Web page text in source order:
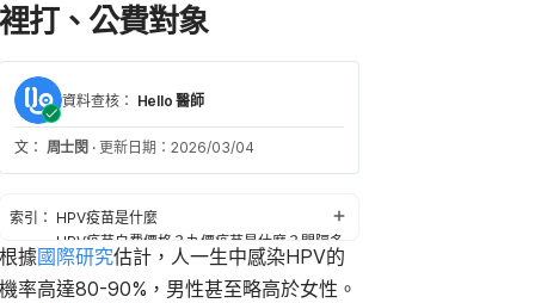
打、公費對象
資料查核： Hello 醫師
文： 周士閔 · 更新日期：2026/03/04
索引： HPV疫苗是什麼
HPV疫苗自費價格？九價疫苗是什麼？間隔多
久打一次？
HPV疫苗副作用
據國際研究估計，人一生中感染HPV的
率高達80-90% ，男性甚至略高於女性。